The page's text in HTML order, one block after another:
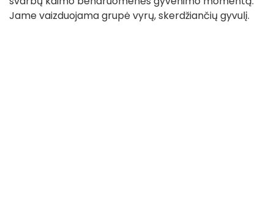
Jame vaizduojama grupė vyrų, skerdžiančių gyvulį.